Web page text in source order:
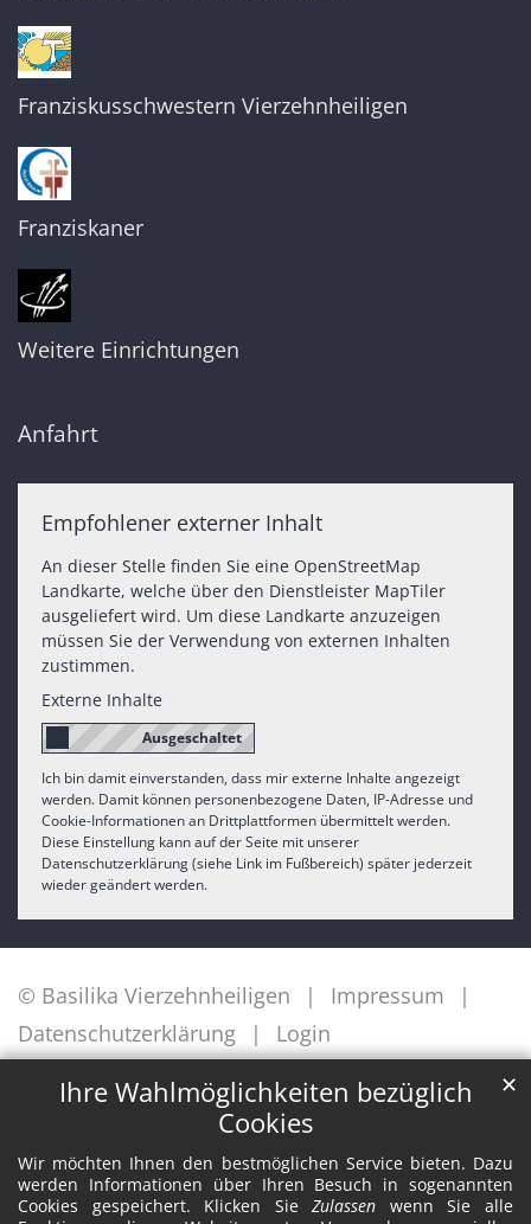
Ihre Wahlmöglichkeiten bezüglich
Cookies
Wir möchten Ihnen den bestmöglichen Service bieten. Dazu
werden Informationen über Ihren Besuch in sogenannten
Cookies gespeichert. Klicken SieZulassen wenn Sie alle
✕
Franziskusschwestern Vierzehnheiligen
Franziskaner
Weitere Einrichtungen
Anfahrt
Empfohlener externer Inhalt
An dieser Stelle finden Sie eine OpenStreetMap
Landkarte, welche über den Dienstleister MapTiler
ausgeliefert wird. Um diese Landkarte anzuzeigen
müssen Sie der Verwendung von externen Inhalten
zustimmen.
Externe Inhalte
Ich bin damit einverstanden, dass mir externe Inhalte angezeigt
werden. Damit können personenbezogene Daten, IP-Adresse und
Cookie-Informationen an Drittplattformen übermittelt werden.
Diese Einstellung kann auf der Seite mit unserer
Datenschutzerklärung (siehe Link im Fußbereich) später jederzeit
wieder geändert werden.
© Basilika Vierzehnheiligen
Impressum
Datenschutzerklärung
Login